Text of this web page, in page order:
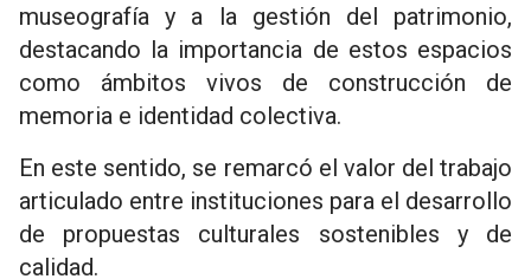
museografía y a la gestión del patrimonio,
destacando la importancia de estos espacios
como ámbitos vivos de construcción de
memoria e identidad colectiva.
En este sentido, se remarcó el valor del trabajo
articulado entre instituciones para el desarrollo
de propuestas culturales sostenibles y de
calidad.